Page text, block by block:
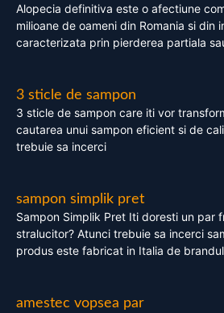
Alopecia definitiva este o afectiune
milioane de oameni din Romania si din
caracterizata prin pierderea partiala
3 sticle de sampon
3 sticle de sampon care iti vor
cautarea unui sampon eficient si de
trebuie sa incerci
sampon simplik pret
Sampon Simplik Pret Iti doresti un par
stralucitor? Atunci trebuie sa incerci
produs este fabricat in Italia de brandul
amestec vopsea par